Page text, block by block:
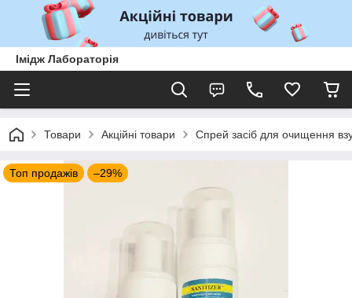
Імідж Лабораторія
Товари Акційні товари Спрей засіб для очищення
Топ продажів –29%